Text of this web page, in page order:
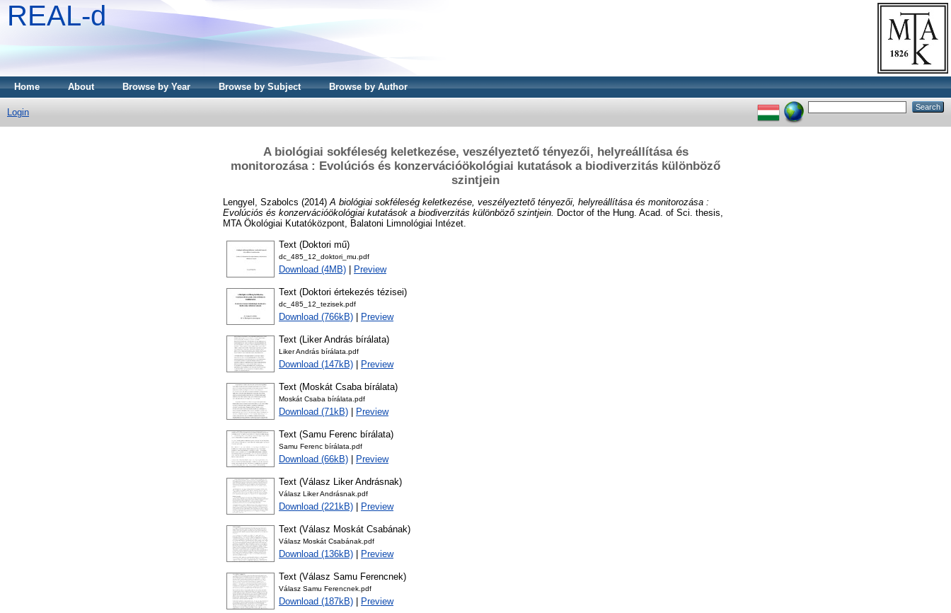
REAL-d
Home About Browse by Year Browse by Subject Browse by Author
Login
A biológiai sokféleség keletkezése, veszélyeztető tényezői, helyreállítása és
monitorozása : Evolúciós és konzervációökológiai kutatások a biodiverzitás különböző
szintjein
Lengyel, Szabolcs (2014) A biológiai sokféleség keletkezése, veszélyeztető tényezői, helyreállítása és monitorozása :
Evolúciós és konzervációökológiai kutatások a biodiverzitás különböző szintjein. Doctor of the Hung. Acad. of Sci. thesis,
MTA Ökológiai Kutatóközpont, Balatoni Limnológiai Intézet.
Text (Doktori mű)
dc_485_12_doktori_mu.pdf
Download (4MB) Preview
Text (Doktori értekezés tézisei)
dc_485_12_tezisek.pdf
Download (766kB) Preview
Text (Liker András bírálata)
Liker András bírálata.pdf
Download (147kB) Preview
Text (Moskát Csaba bírálata)
Moskát Csaba bírálata.pdf
Download (71kB) Preview
Text (Samu Ferenc bírálata)
Samu Ferenc bírálata.pdf
Download (66kB) Preview
Text (Válasz Liker Andrásnak)
Válasz Liker Andrásnak.pdf
Download (221kB) Preview
Text (Válasz Moskát Csabának)
Válasz Moskát Csabának.pdf
Download (136kB) Preview
Text (Válasz Samu Ferencnek)
Válasz Samu Ferencnek.pdf
Download (187kB) Preview